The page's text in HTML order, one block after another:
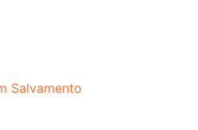
Salvamento